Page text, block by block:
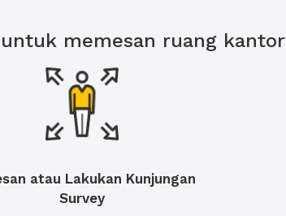
memesan ruang kantor
atau Lakukan Kunjungan
Survey